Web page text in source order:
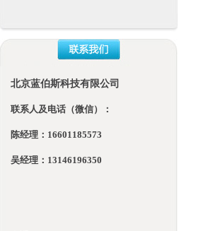
北京蓝伯斯科技有限公司
联系人及电话（微信）：
陈经理：16601185573
吴经理：13146196350